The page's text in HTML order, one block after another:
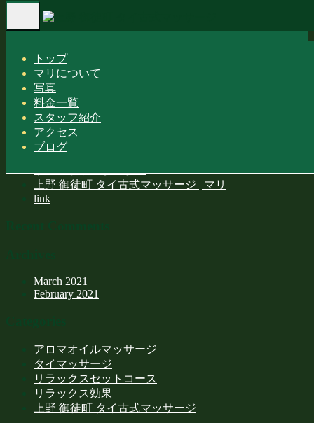
Toggle
navigation
トップ
マリについて
写真
料金一覧
スタッフ紹介
アクセス
ブログ
SPA PACKAGE
- SPA PACKAGE
Recent Posts
上野 御徒町 タイ古式マッサージ | マリ
link
March 2021
February 2021
アロマオイルマッサージ
タイマッサージ
リラックスセットコース
リラックス効果
上野 御徒町 タイ古式マッサージ